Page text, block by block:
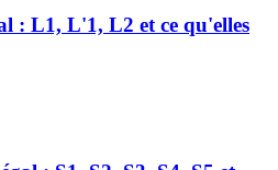
: L1, L'1, L2 et ce qu'elles